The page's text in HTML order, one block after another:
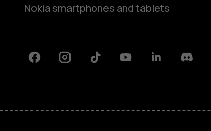
Nokia smartphones and tablets
FacebookInstagramTiktok YoutubeLinkedinDiscord